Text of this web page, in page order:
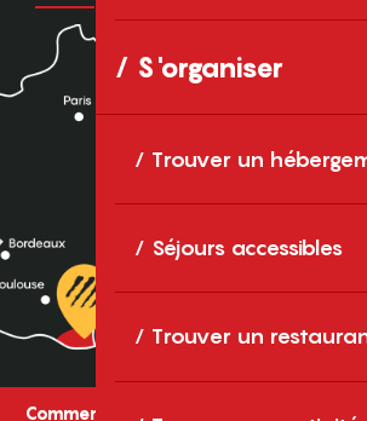
S'organiser
Trouver un
Séjours accessibles
Trouver un
Comment venir ?